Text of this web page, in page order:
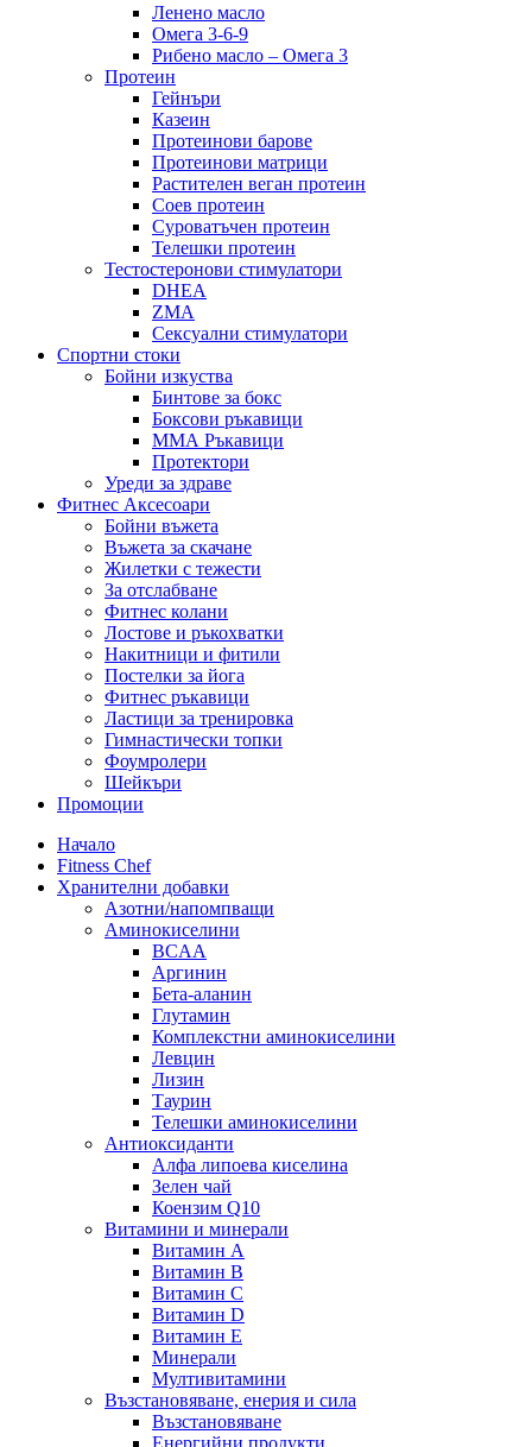
Ленено масло
Омега 3-6-9
Рибено масло – Омега 3
Протеин
Гейнъри
Казеин
Протеинови барове
Протеинови матрици
Растителен веган протеин
Соев протеин
Суроватъчен протеин
Телешки протеин
Тестостеронови стимулатори
DHEA
ZMA
Сексуални стимулатори
Спортни стоки
Бойни изкуства
Бинтове за бокс
Боксови ръкавици
ММА Ръкавици
Протектори
Уреди за здраве
Фитнес Аксесоари
Бойни въжета
Въжета за скачане
Жилетки с тежести
За отслабване
Фитнес колани
Лостове и ръкохватки
Накитници и фитили
Постелки за йога
Фитнес ръкавици
Ластици за тренировка
Гимнастически топки
Фоумролери
Шейкъри
Промоции
Начало
Fitness Chef
Хранителни добавки
Азотни/напомпващи
Аминокиселини
BCAA
Аргинин
Бета-аланин
Глутамин
Комплекстни аминокиселини
Левцин
Лизин
Таурин
Телешки аминокиселини
Антиоксиданти
Алфа липоева киселина
Зелен чай
Коензим Q10
Витамини и минерали
Витамин А
Витамин B
Витамин C
Витамин D
Витамин E
Минерали
Мултивитамини
Възстановяване, енерия и сила
Възстановяване
Енергийни продукти